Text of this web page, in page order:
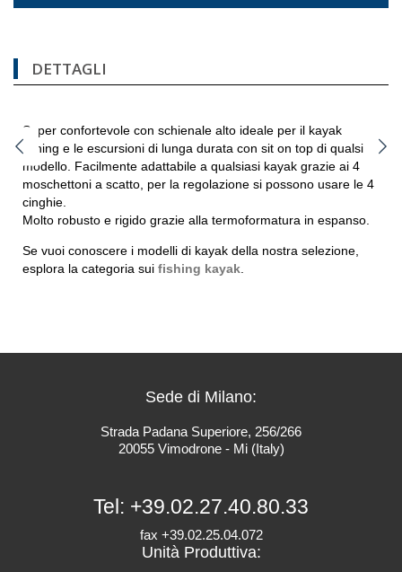
DETTAGLI
Super confortevole con schienale alto ideale per il kayak
fishing e le escursioni di lunga durata con sit on top di qualsiasi
modello. Facilmente adattabile a qualsiasi kayak grazie ai 4
moschettoni a scatto, per la regolazione si possono usare le 4
cinghie.
Molto robusto e rigido grazie alla termoformatura in espanso.
Se vuoi conoscere i modelli di kayak della nostra selezione,
esplora la categoria sui fishing kayak
Sede di Milano:
Strada Padana Superiore, 256/266
20055 Vimodrone - Mi (Italy)
Tel: +39.02.27.40.80.33
fax +39.02.25.04.072
Unità Produttiva: